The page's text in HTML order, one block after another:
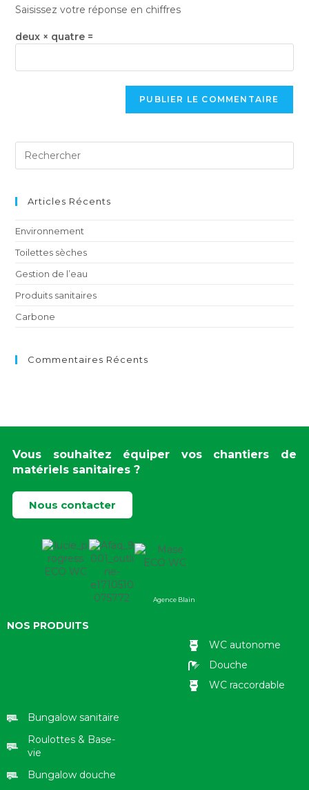
Saisissez votre réponse en chiffres
deux × quatre =
Articles Récents
Environnement
Toilettes sèches
Gestion de l’eau
Produits sanitaires
Carbone
Commentaires Récents
Vous souhaitez équiper vos chantiers de
matériels sanitaires ?
Nous contacter
Agence Blain
NOS PRODUITS
WC autonome
Douche
WC raccordable
Bungalow sanitaire
Roulottes & Base-
vie
Bungalow douche